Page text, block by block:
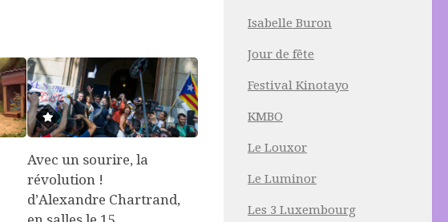
Avec un sourire, la
révolution !
d’Alexandre Chartrand,
Isabelle Buron
Jour de fête
Festival Kinotayo
KMBO
Le Louxor
Le Luminor
Les 3 Luxembourg